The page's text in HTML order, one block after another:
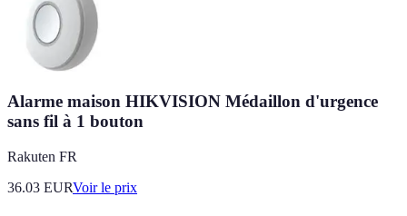
Alarme maison HIKVISION Médaillon d'urgence
sans fil à 1 bouton
Rakuten FR
36.03 EURVoir le prix